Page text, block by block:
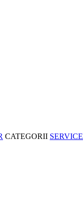
CATEGORII SERVICE